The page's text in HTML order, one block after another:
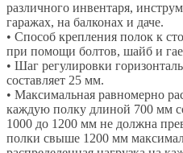
различного инвентаря,
гаражах, на балконах и даче.
• Способ крепления полок к
при помощи болтов, шайб и
• Шаг регулировки
составляет 25 мм.
• Максимальная равномерно
каждую полку длиной 700 мм
1000 до 1200 мм не должна
полки свыше 1200 мм